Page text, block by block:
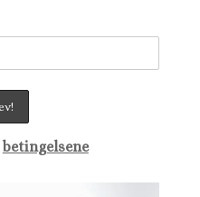
betingelsene